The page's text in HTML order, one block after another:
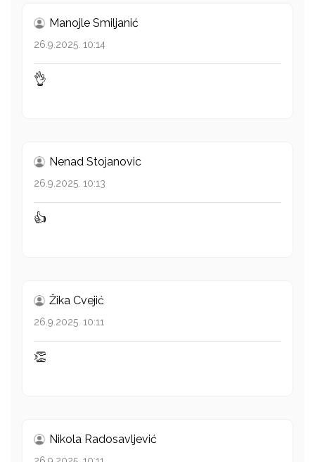
Manojle Smiljanić
26.9.2025. 10:14
👌
Nenad Stojanovic
26.9.2025. 10:13
👍
Žika Cvejić
26.9.2025. 10:11
👏
Nikola Radosavljević